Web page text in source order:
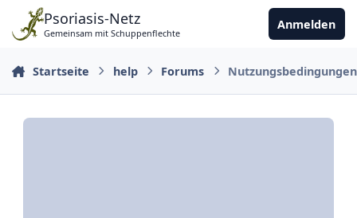
Zu Inhalt springen
Psoriasis-Netz
Gemeinsam mit Schuppenflechte
Anmelden
Startseite help Forums Nutzungsbedingungen